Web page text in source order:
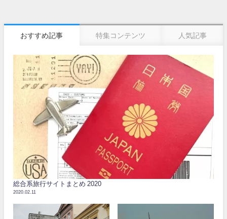
おすすめ記事 特集コンテンツ 人気記事
総合系旅行サイトまとめ 2020
2020.02.11